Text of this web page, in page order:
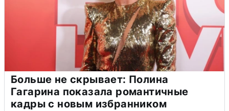
Больше не скрывает: Полина
Гагарина показала романтичные
кадры с новым избранником